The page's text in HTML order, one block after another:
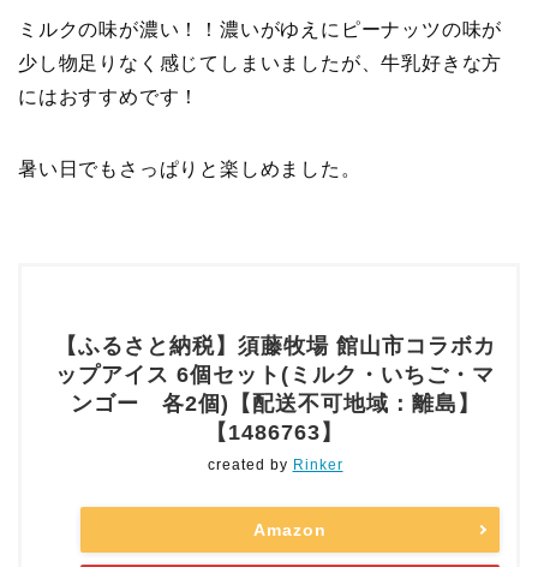
ミルクの味が濃い！！濃いがゆえにピーナッツの味が
少し物足りなく感じてしまいましたが、牛乳好きな方
にはおすすめです！
暑い日でもさっぱりと楽しめました。
【ふるさと納税】須藤牧場 館山市コラボカ
ップアイス 6個セット(ミルク・いちご・マ
ンゴー 各2個)【配送不可地域：離島】
【1486763】
created by Rinker
Amazon